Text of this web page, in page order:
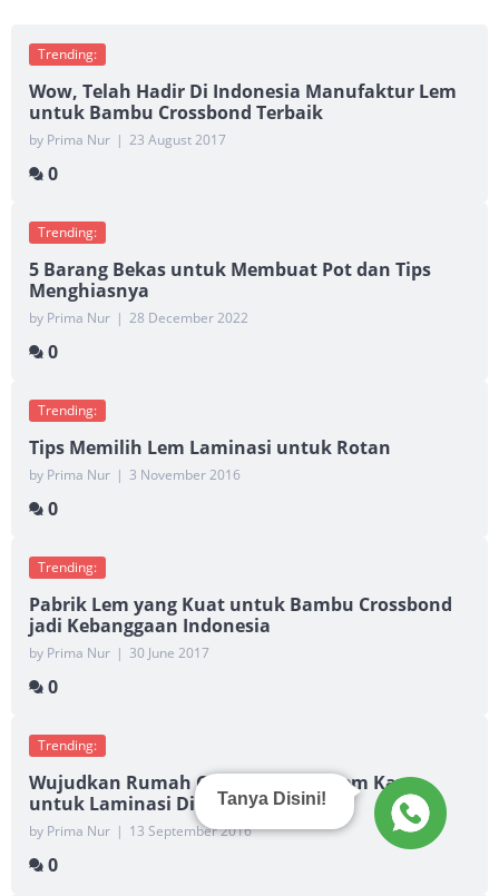
Trending:
Wow, Telah Hadir Di Indonesia Manufaktur Lem
untuk Bambu Crossbond Terbaik
by Prima Nur | 23 August 2017
0
Trending:
5 Barang Bekas untuk Membuat Pot dan Tips
Menghiasnya
by Prima Nur | 28 December 2022
0
Trending:
Tips Memilih Lem Laminasi untuk Rotan
by Prima Nur | 3 November 2016
0
Trending:
Pabrik Lem yang Kuat untuk Bambu Crossbond
jadi Kebanggaan Indonesia
by Prima Nur | 30 June 2017
0
Trending:
Wujudkan Rumah Cantik dengan Lem Kayu
untuk Laminasi Dinding Terbaik!
by Prima Nur | 13 September 2016
0
Tanya Disini!